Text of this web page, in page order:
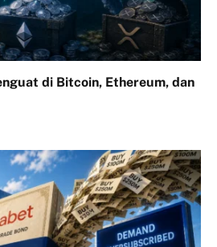
di Bitcoin, Ethereum, dan